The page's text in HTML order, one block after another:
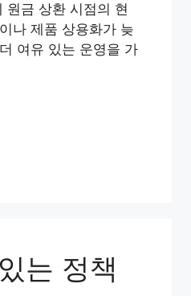
원금 상환 시점의 현
나 제품 상용화가 늦
여유 있는 운영을 가
는 정책